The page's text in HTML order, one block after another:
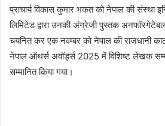
प्राचार्य विकास कुमार भकत को नेपाल की संस्था
लिमिटेड द्वारा उनकी अंग्रेजी पुस्तक
चयनित कर एक नवम्बर को नेपाल की राजधानी
नेपाल ऑथर्स अवॉर्ड्स 2025 में विशिष्ट लेखक
सम्मानित किया गया।